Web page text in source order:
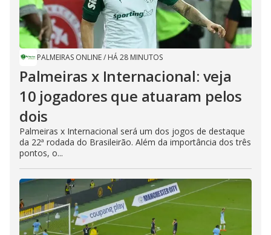
PALMEIRAS ONLINE/ HÁ 28 MINUTOS
Palmeiras x Internacional: veja
10 jogadores que atuaram pelos
dois
Palmeiras x Internacional será um dos jogos de destaque
da 22ª rodada do Brasileirão. Além da importância dos três
pontos, o...